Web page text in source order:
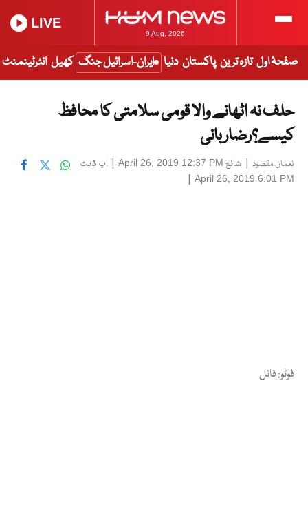
9 Aug, 2026
LIVE
صفحۂ اول تازہ ترین پاکستان دنیا ایران-اسرائیل جنگ کھیل انٹرٹینمنٹ
حلف نہ اٹھانے والا قومی سلامتی کا محافظ
کیسے؟رضاربانی
نعمان مقصود | شائع April 26, 2019 12:37 PM
| اپ ڈیٹ
April 26, 2019 6:01 PM
|
فوٹو: فائل